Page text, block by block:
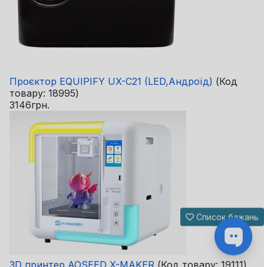
Проєктор EQUIPIFY UX-C21 (LED,Андроїд) (Код
товару: 18995)
3146грн.
3D принтер AOSEED X-MAKER (Код товару: 19111)
Список бажань